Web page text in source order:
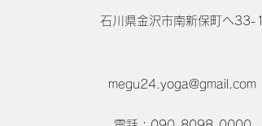
石川県金沢市南新保町ヘ33-1
megu24.yoga@gmail.com